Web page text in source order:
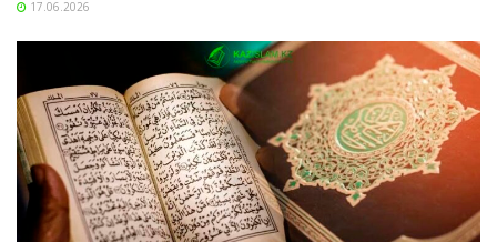
17.06.2026